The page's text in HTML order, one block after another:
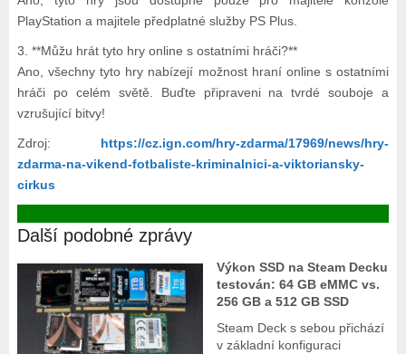
PlayStation a majitele předplatné služby PS Plus.
3. **Můžu hrát tyto hry online s ostatními hráči?**
Ano, všechny tyto hry nabízejí možnost hraní online s ostatními
hráči po celém světě. Buďte připraveni na tvrdé souboje a
vzrušující bitvy!
Zdroj: https://cz.ign.com/hry-zdarma/17969/news/hry-
zdarma-na-vikend-fotbaliste-kriminalnici-a-viktoriansky-
cirkus
Další podobné zprávy
Výkon SSD na Steam Decku
testován: 64 GB eMMC vs.
256 GB a 512 GB SSD
Steam Deck s sebou přichází
v základní konfiguraci